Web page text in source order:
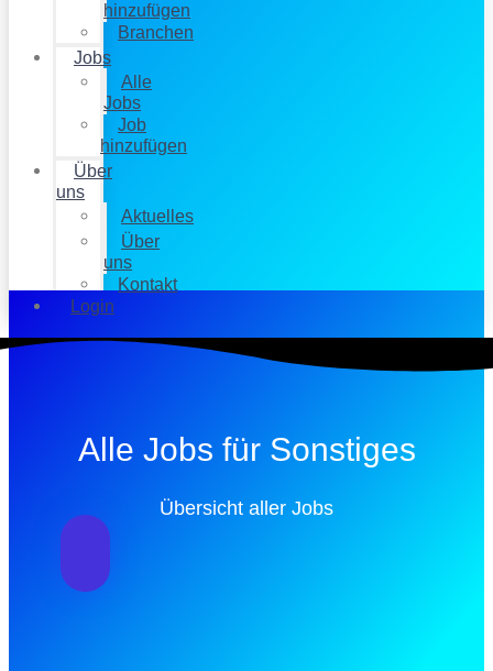
hinzufügen
Branchen
Jobs
Alle
Jobs
Job
hinzufügen
Über
uns
Aktuelles
Über
uns
Kontakt
Login
Alle Jobs für Sonstiges
Übersicht aller Jobs